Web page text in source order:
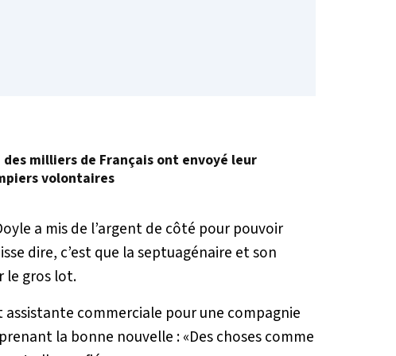
milliers de Français ont envoyé leur
volontaires
a mis de l’argent de côté pour pouvoir
dire, c’est que la septuagénaire et son
le gros lot.
commerciale pour une compagnie
la bonne nouvelle : «Des choses comme